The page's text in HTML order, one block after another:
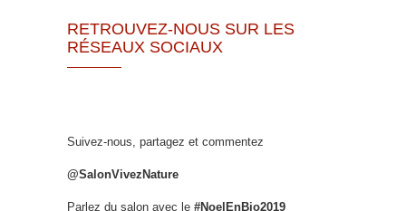
RETROUVEZ-NOUS SUR LES
RÉSEAUX SOCIAUX
Suivez-nous, partagez et commentez
@SalonVivezNature
Parlez du salon avec le #NoelEnBio2019